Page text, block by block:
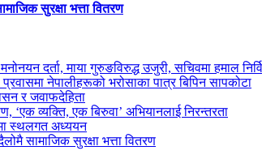
सुरक्षा भत्ता वितरण
दर्ता, माया गुरुङविरुद्ध उजुरी, सचिवमा हमाल
नेपालीहरूको भरोसाका पात्र बिपिन सापकोटा
र जवाफदेहिता
‘एक व्यक्ति, एक बिरुवा’ अभियानलाई निरन्तरता
स्थलगत अध्ययन
सामाजिक सुरक्षा भत्ता वितरण